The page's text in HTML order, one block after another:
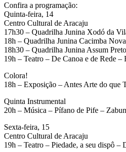
Confira a programação:
Quinta-feira, 14
Centro Cultural de Aracaju
17h30 – Quadrilha Junina Xodó da
18h – Quadrilha Junina Cacimba Nova
18h30 – Quadrilha Junina Assum Preto
19h – Teatro – De Canoa e de Rede –
Colora!
18h – Exposição – Antes Arte do que
Quinta Instrumental
20h – Música – Pífano de Pife –
Sexta-feira, 15
Centro Cultural de Aracaju
19h – Teatro – Piedade, a seu dispô –